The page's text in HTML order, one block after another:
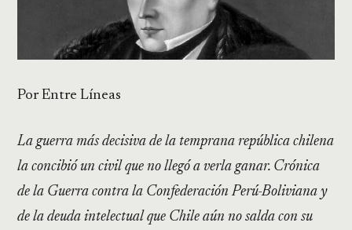
Por Entre Líneas
La guerra más decisiva de la temprana república chilena
la concibió un civil que no llegó a verla ganar. Crónica
de la Guerra contra la Confederación Perú-Boliviana y
de la deuda intelectual que Chile aún no salda con su